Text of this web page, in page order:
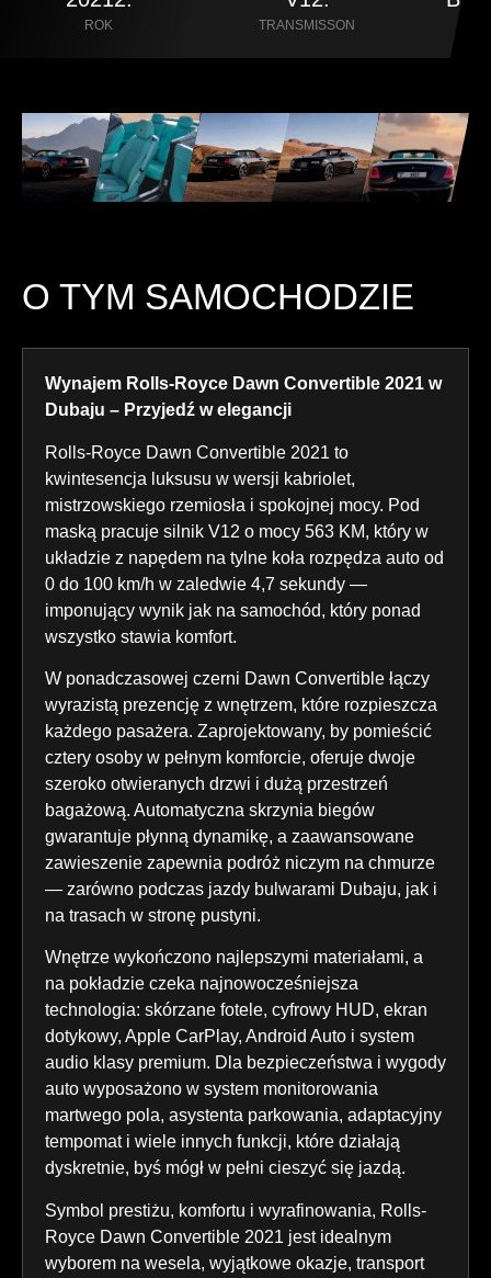
ROK TRANSMISSON
O TYM SAMOCHODZIE
Wynajem Rolls-Royce Dawn Convertible 2021 w
Dubaju – Przyjedź w elegancji
Rolls-Royce Dawn Convertible 2021 to
kwintesencja luksusu w wersji kabriolet,
mistrzowskiego rzemiosła i spokojnej mocy. Pod
maską pracuje silnik V12 o mocy 563 KM, który w
układzie z napędem na tylne koła rozpędza auto od
0 do 100 km/h w zaledwie 4,7 sekundy —
imponujący wynik jak na samochód, który ponad
wszystko stawia komfort.
W ponadczasowej czerni Dawn Convertible łączy
wyrazistą prezencję z wnętrzem, które rozpieszcza
każdego pasażera. Zaprojektowany, by pomieścić
cztery osoby w pełnym komforcie, oferuje dwoje
szeroko otwieranych drzwi i dużą przestrzeń
bagażową. Automatyczna skrzynia biegów
gwarantuje płynną dynamikę, a zaawansowane
zawieszenie zapewnia podróż niczym na chmurze
— zarówno podczas jazdy bulwarami Dubaju, jak i
na trasach w stronę pustyni.
Wnętrze wykończono najlepszymi materiałami, a
na pokładzie czeka najnowocześniejsza
technologia: skórzane fotele, cyfrowy HUD, ekran
dotykowy, Apple CarPlay, Android Auto i system
audio klasy premium. Dla bezpieczeństwa i wygody
auto wyposażono w system monitorowania
martwego pola, asystenta parkowania, adaptacyjny
tempomat i wiele innych funkcji, które działają
dyskretnie, byś mógł w pełni cieszyć się jazdą.
Symbol prestiżu, komfortu i wyrafinowania, Rolls-
Royce Dawn Convertible 2021 jest idealnym
wyborem na wesela, wyjątkowe okazje, transport